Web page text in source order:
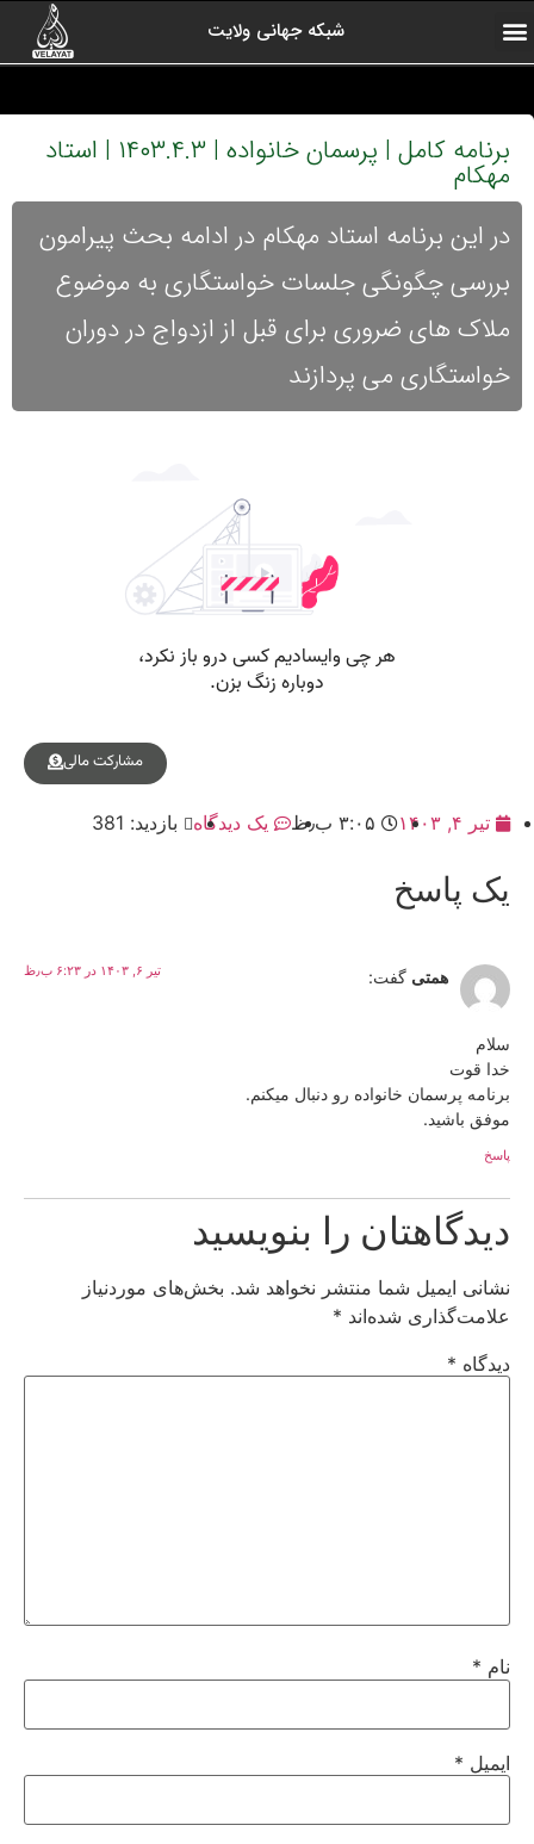
شبکه جهانی ولایت
برنامه کامل | پرسمان خانواده | ۱۴۰۳.۴.۳ | استاد
مهکام
در این برنامه استاد مهکام در ادامه بحث پیرامون
بررسی چگونگی جلسات خواستگاری به موضوع
ملاک های ضروری برای قبل از ازدواج در دوران
خواستگاری می پردازند
مشارکت مالی
تیر ۴, ۱۴۰۳ ۳:۰۵ ب٫ظ یک دیدگاه بازدید: 381
یک پاسخ
همتی گفت: تیر ۶, ۱۴۰۳ در ۶:۲۳ ب٫ظ
سلام
خدا قوت
برنامه پرسمان خانواده رو دنبال میکنم.
موفق باشید.
پاسخ
دیدگاهتان را بنویسید
نشانی ایمیل شما منتشر نخواهد شد. بخش‌های موردنیاز
علامت‌گذاری شده‌اند *
دیدگاه *
نام *
ایمیل *